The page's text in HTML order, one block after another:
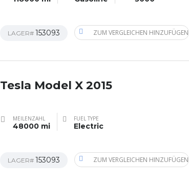
LAGER# 153093 ZUM VERGLEICHEN HINZUFÜGEN
Tesla Model X 2015
MEILENZAHL
48000 mi
FUEL TYPE
Electric
LAGER# 153093 ZUM VERGLEICHEN HINZUFÜGEN